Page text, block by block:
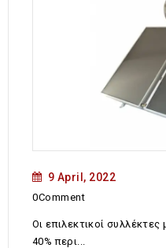
9 April, 2022
0Comment
Οι επιλεκτικοί
40% περι...